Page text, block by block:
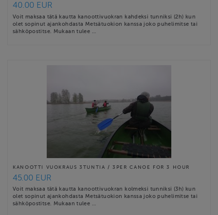
40.00 EUR
Voit maksaa tätä kautta kanoottivuokran kahdeksi tunniksi (2h) kun
olet sopinut ajankohdasta Metsätuokion kanssa joko puhelimitse tai
sähköpostitse. Mukaan tulee …
KANOOTTI VUOKRAUS 3TUNTIA / 3PER CANOE FOR 3 HOUR
45.00 EUR
Voit maksaa tätä kautta kanoottivuokran kolmeksi tunniksi (3h) kun
olet sopinut ajankohdasta Metsätuokion kanssa joko puhelimitse tai
sähköpostitse. Mukaan tulee …